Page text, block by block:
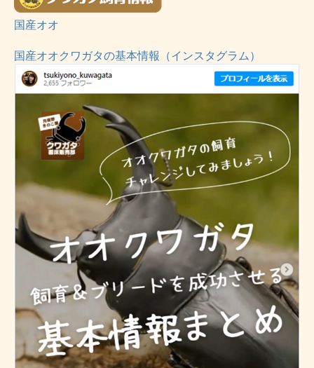
国産オオ
国産オオクワガタの基本情報（インスタグラム）